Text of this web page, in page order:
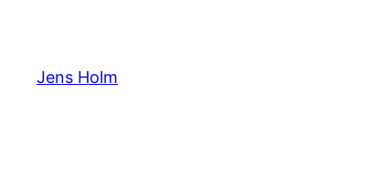
innehåll
Jens Holm